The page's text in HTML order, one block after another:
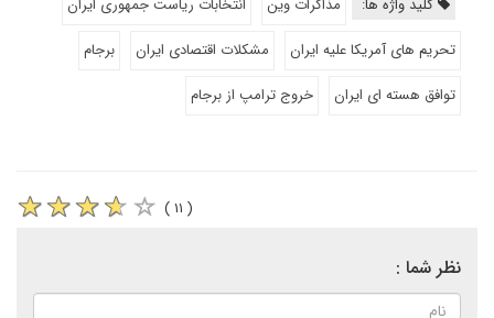
تحریم های آمریکا علیه ایران
مشکلات اقتصادی ایران
برجام
توافق هسته ای ایران
خروج ترامپ از برجام
( ۱۱ )
نظر شما :